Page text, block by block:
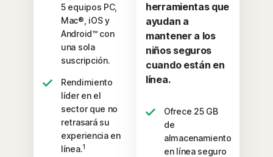
5 equipos PC,
Mac®, iOS y
Android™ con
una sola
suscripción.
Rendimiento
líder en el
sector que no
retrasará su
experiencia en
línea.1
herramientas que
ayudan a
mantener a los
niños seguros
cuando están en
línea.
Ofrece 25 GB
de
almacenamiento
en línea seguro